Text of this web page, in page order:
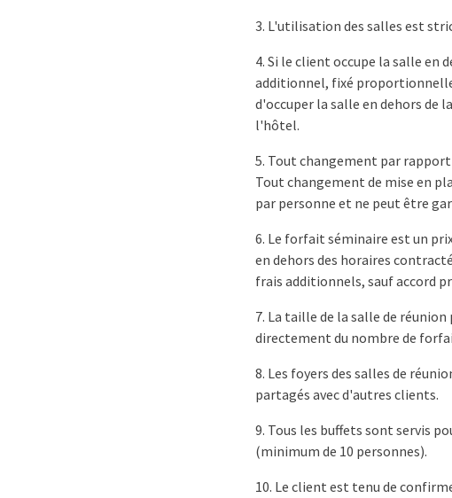
3. L'utilisation des salles est
4. Si le client occupe la salle
additionnel, fixé
d'occuper la salle en dehors
l'hôtel.
5. Tout changement par
Tout changement de mise en
par personne et ne peut être
6. Le forfait séminaire est un
en dehors des horaires
frais additionnels, sauf accord
7. La taille de la salle de
directement du nombre de
8. Les foyers des salles de
partagés avec d'autres clients.
9. Tous les buffets sont servis
(minimum de 10 personnes).
10. Le client est tenu de